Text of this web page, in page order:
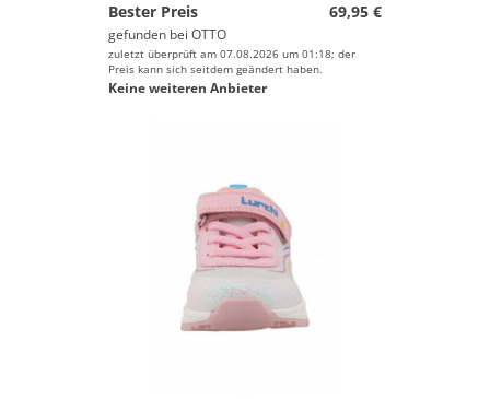
Bester Preis
69,95 €
gefunden bei OTTO
zuletzt überprüft am 07.08.2026 um 01:18; der
Preis kann sich seitdem geändert haben.
Keine weiteren Anbieter